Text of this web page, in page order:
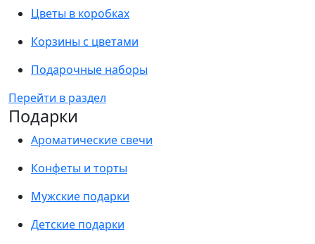
Цветы в коробках
Корзины с цветами
Подарочные наборы
Перейти в раздел
Подарки
Ароматические свечи
Конфеты и торты
Мужские подарки
Детские подарки